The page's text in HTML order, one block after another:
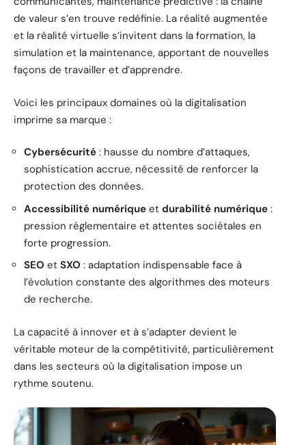
de valeur s’en trouve redéfinie. La réalité augmentée
et la réalité virtuelle s’invitent dans la formation, la
simulation et la maintenance, apportant de nouvelles
façons de travailler et d’apprendre.
Voici les principaux domaines où la digitalisation
imprime sa marque :
Cybersécurité : hausse du nombre d’attaques,
sophistication accrue, nécessité de renforcer la
protection des données.
Accessibilité numérique et durabilité numérique :
pression réglementaire et attentes sociétales en
forte progression.
SEO et SXO : adaptation indispensable face à
l’évolution constante des algorithmes des moteurs
de recherche.
La capacité à innover et à s’adapter devient le
véritable moteur de la compétitivité, particulièrement
dans les secteurs où la digitalisation impose un
rythme soutenu.